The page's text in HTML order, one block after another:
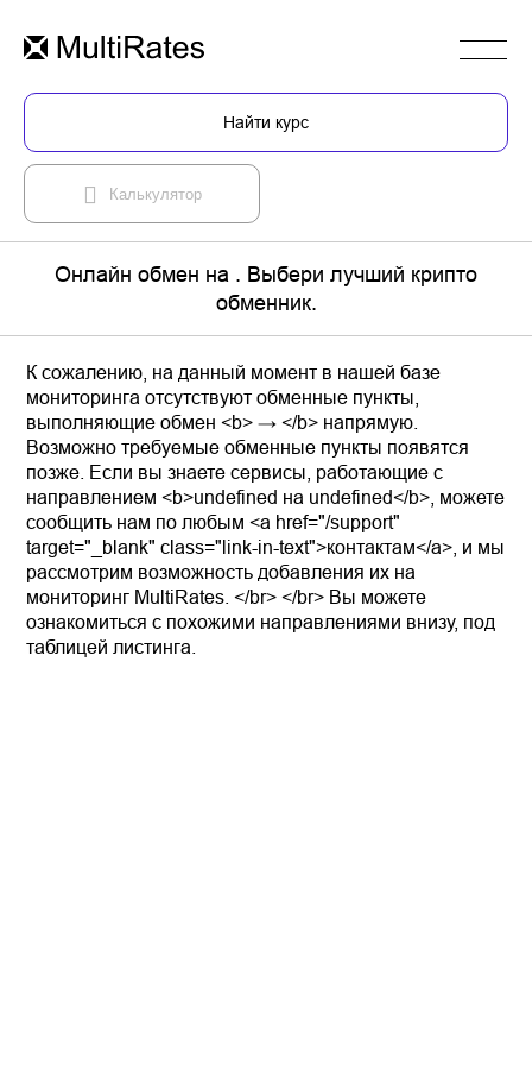
Найти курс
Калькулятор
Онлайн обмен на . Выбери лучший крипто
обменник.
К сожалению, на данный момент в нашей базе
мониторинга отсутствуют обменные пункты,
выполняющие обмен <b> → </b> напрямую.
Возможно требуемые обменные пункты появятся
позже. Если вы знаете сервисы, работающие с
направлением <b>undefined на undefined</b>, можете
сообщить нам по любым <a href="/support"
target="_blank" class="link-in-text">контактам</a>, и мы
рассмотрим возможность добавления их на
мониторинг MultiRates. </br> </br> Вы можете
ознакомиться с похожими направлениями внизу, под
таблицей листинга.